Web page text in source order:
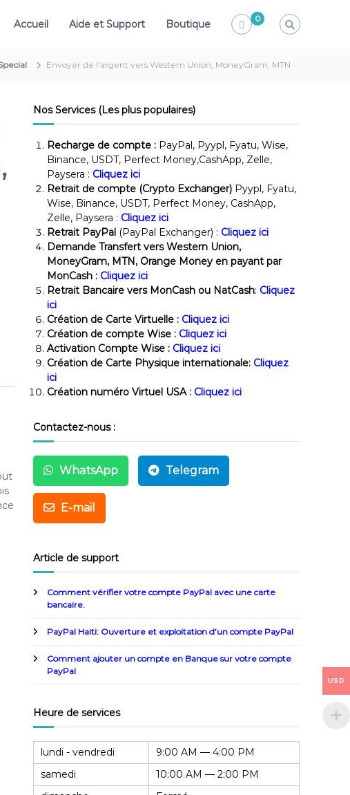
Accueil Aide et Support Boutique 0
Envoyer de l’argent vers Western Union, MoneyGram, MTN
Nos Services (Les plus populaires)
Recharge de compte : PayPal, Pyypl, Fyatu, Wise,
Binance, USDT, Perfect Money,CashApp, Zelle,
Paysera : Cliquez ici
Retrait de compte (Crypto Exchanger) Pyypl, Fyatu,
Wise, Binance, USDT, Perfect Money, CashApp,
Zelle, Paysera : Cliquez ici
Retrait PayPal (PayPal Exchanger) : Cliquez ici
Demande Transfert vers Western Union,
MoneyGram, MTN, Orange Money en payant par
MonCash : Cliquez ici
Retrait Bancaire vers MonCash ou NatCash: Cliquez
ici
Création de Carte Virtuelle : Cliquez ici
Création de compte Wise : Cliquez ici
Activation Compte Wise : Cliquez ici
Création de Carte Physique internationale: Cliquez
ici
Création numéro Virtuel USA : Cliquez ici
Contactez-nous :
WhatsApp Telegram
E-mail
Article de support
Comment vérifier votre compte PayPal avec une carte
bancaire.
PayPal Haiti: Ouverture et exploitation d’un compte PayPal
Comment ajouter un compte en Banque sur votre compte
PayPal
Heure de services
lundi - vendredi
9:00 AM — 4:00 PM
samedi
10:00 AM — 2:00 PM
USD